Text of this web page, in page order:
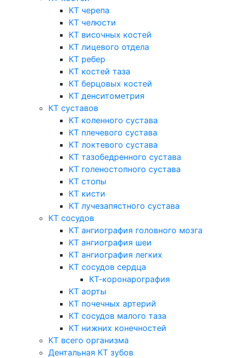
КТ черепа
КТ челюсти
КТ височных костей
КТ лицевого отдела
КТ ребер
КТ костей таза
КТ берцовых костей
КТ денситометрия
КТ суставов
КТ коленного сустава
КТ плечевого сустава
КТ локтевого сустава
КТ тазобедренного сустава
КТ голеностопного сустава
КТ стопы
КТ кисти
КТ лучезапястного сустава
КТ сосудов
КТ ангиография головного мозга
КТ ангиография шеи
КТ ангиография легких
КТ сосудов сердца
КТ-коронарография
КТ аорты
КТ почечных артерий
КТ сосудов малого таза
КТ нижних конечностей
КТ всего организма
Дентальная КТ зубов